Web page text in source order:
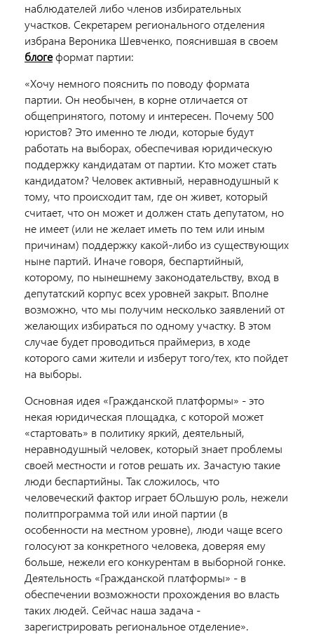
наблюдателей либо членов избирательных
участков. Секретарем регионального отделения
избрана Вероника Шевченко, пояснившая в своем
блогеформат партии:
«Хочу немного пояснить по поводу формата
партии. Он необычен, в корне отличается от
общепринятого, потому и интересен. Почему 500
юристов? Это именно те люди, которые будут
работать на выборах, обеспечивая юридическую
поддержку кандидатам от партии. Кто может стать
кандидатом? Человек активный, неравнодушный к
тому, что происходит там, где он живет, который
считает, что он может и должен стать депутатом, но
не имеет (или не желает иметь по тем или иным
причинам) поддержку какой-либо из существующих
ныне партий. Иначе говоря, беспартийный,
которому, по нынешнему законодательству, вход в
депутатский корпус всех уровней закрыт. Вполне
возможно, что мы получим несколько заявлений от
желающих избираться по одному участку. В этом
случае будет проводиться праймериз, в ходе
которого сами жители и изберут того/тех, кто пойдет
на выборы.
Основная идея «Гражданской платформы» - это
некая юридическая площадка, с которой может
«стартовать» в политику яркий, деятельный,
неравнодушный человек, который знает проблемы
своей местности и готов решать их. Зачастую такие
люди беспартийны. Так сложилось, что
человеческий фактор играет бОльшую роль, нежели
политпрограмма той или иной партии (в
особенности на местном уровне), люди чаще всего
голосуют за конкретного человека, доверяя ему
больше, нежели его конкурентам в выборной гонке.
Деятельность «Гражданской платформы» - в
обеспечении возможности прохождения во власть
таких людей. Сейчас наша задача -
зарегистрировать региональное отделение».